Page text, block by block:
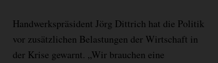
Handwerkspräsident Jörg Dittrich hat die Politik
vor zusätzlichen Belastungen der Wirtschaft in
der Krise gewarnt. „Wir brauchen eine